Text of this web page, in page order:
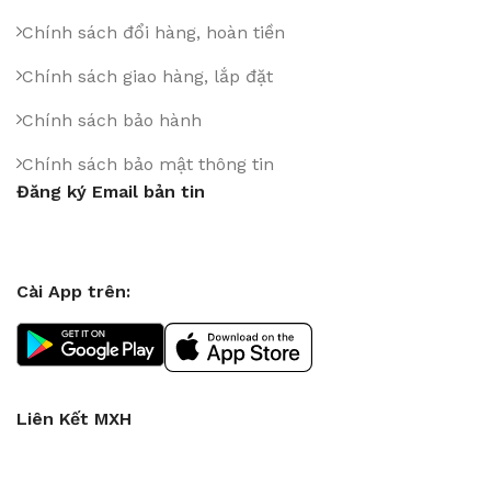
Chính sách đổi hàng, hoàn tiền
Chính sách giao hàng, lắp đặt
Chính sách bảo hành
Chính sách bảo mật thông tin
Đăng ký Email bản tin
Cài App trên:
Liên Kết MXH